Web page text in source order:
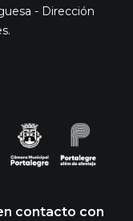
- Dirección
contacto con